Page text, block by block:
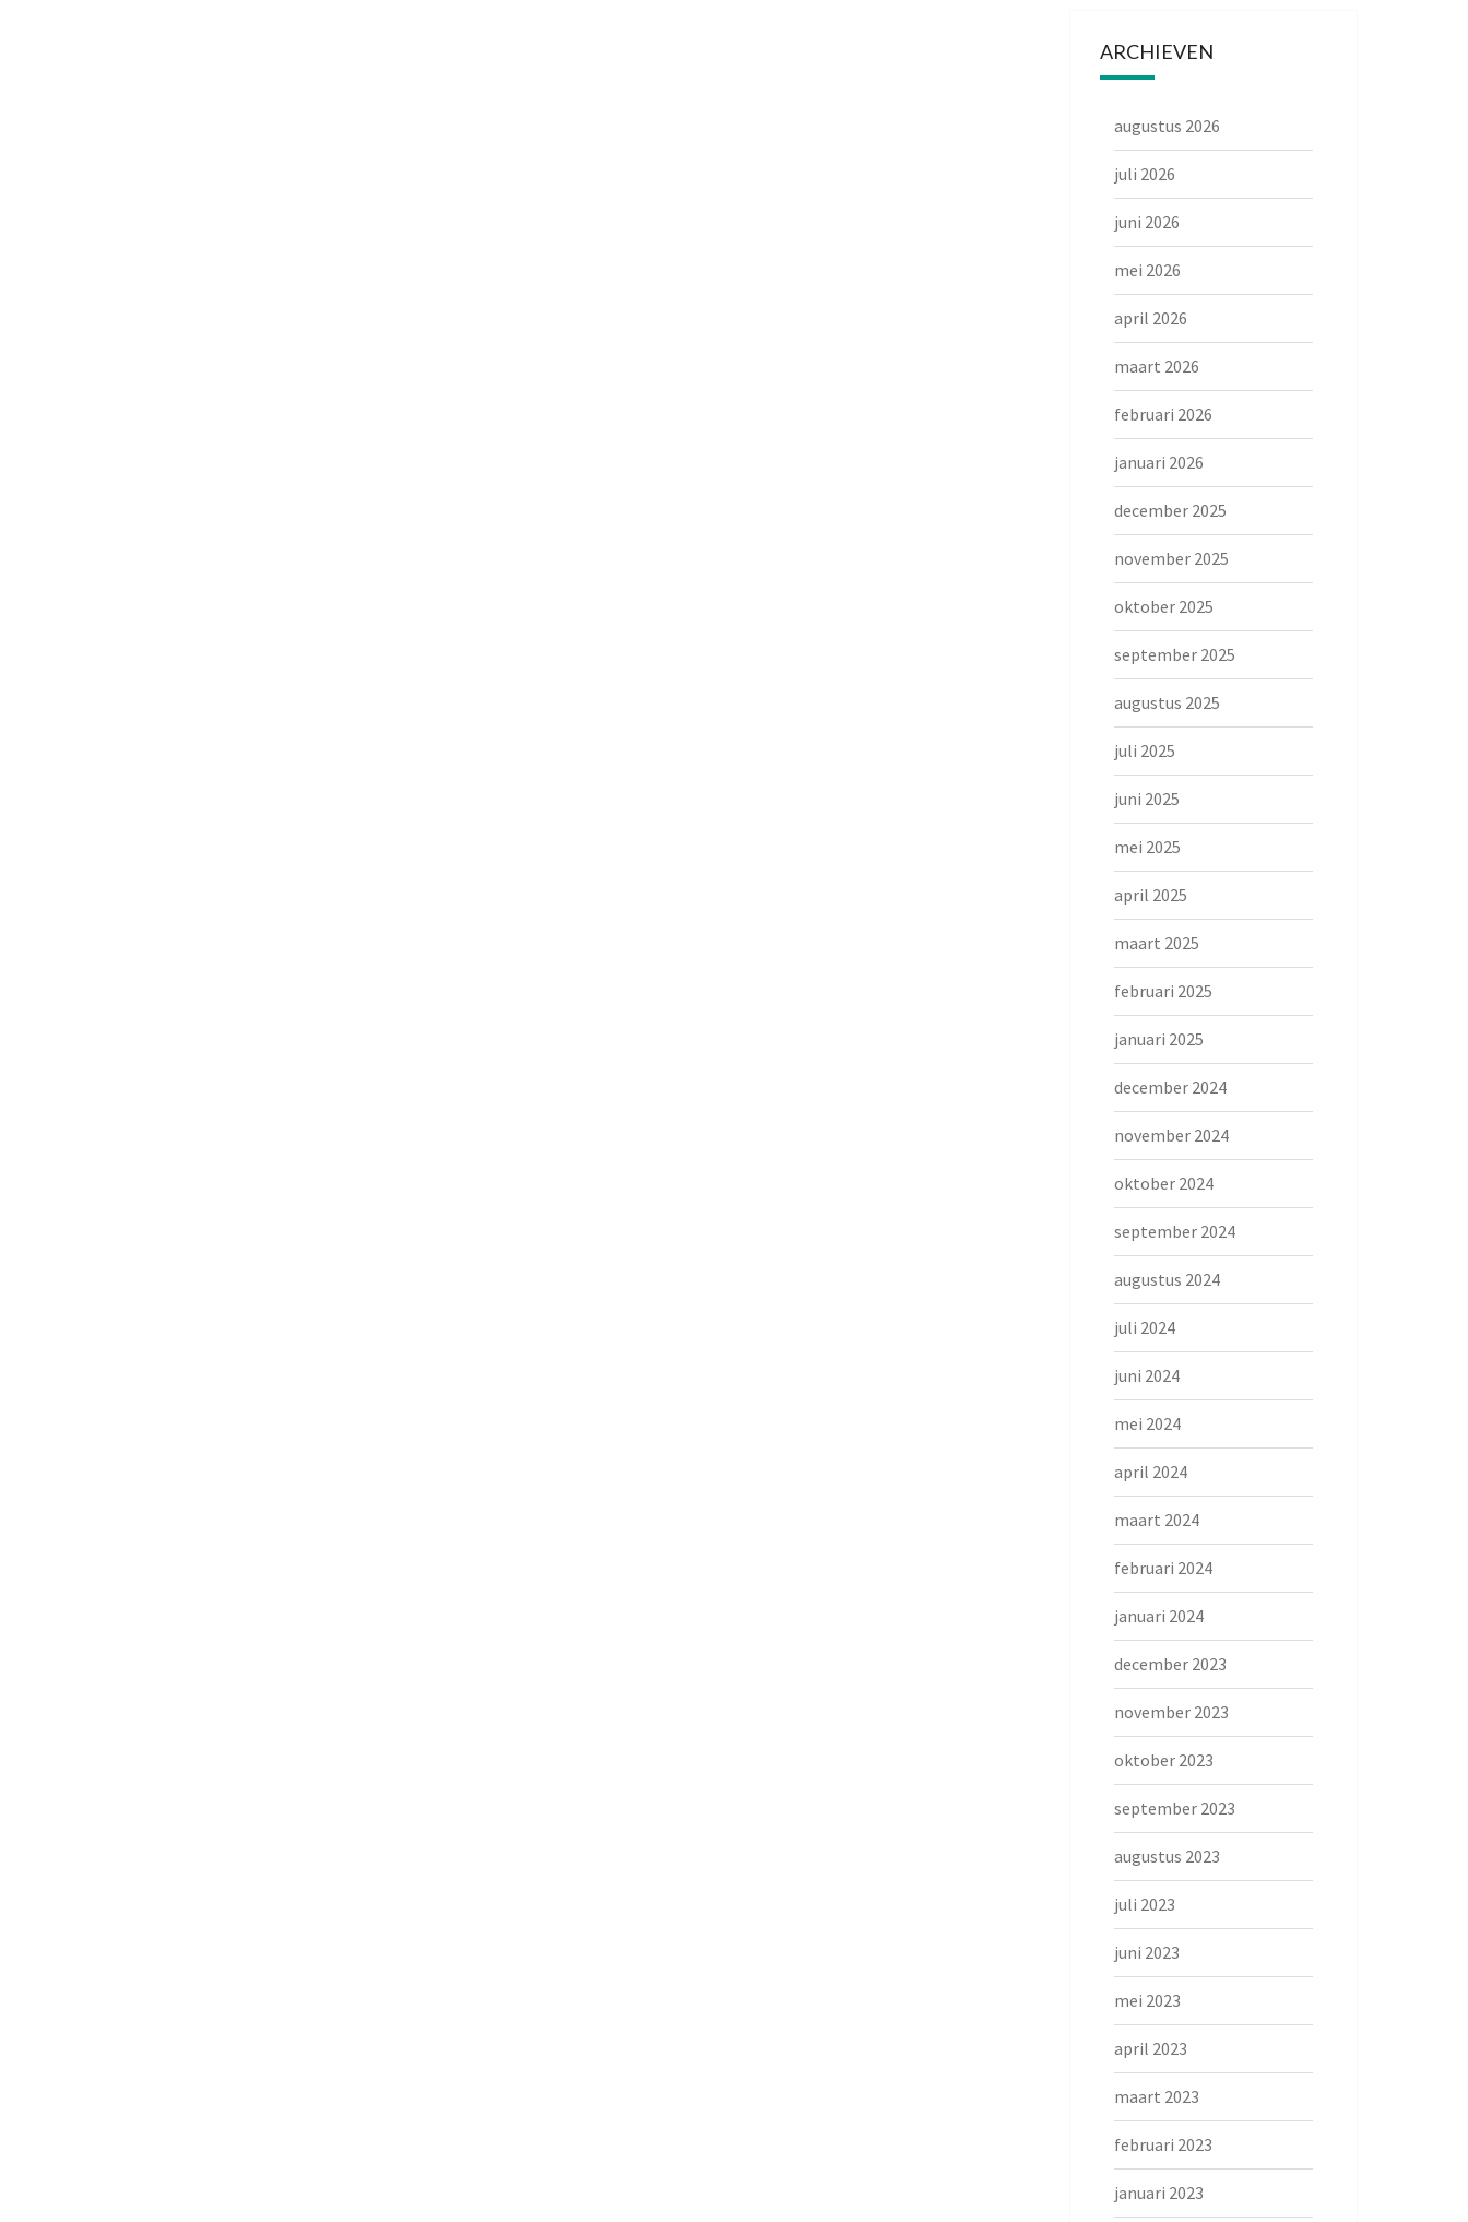
ARCHIEVEN
augustus 2026
juli 2026
juni 2026
mei 2026
april 2026
maart 2026
februari 2026
januari 2026
december 2025
november 2025
oktober 2025
september 2025
augustus 2025
juli 2025
juni 2025
mei 2025
april 2025
maart 2025
februari 2025
januari 2025
december 2024
november 2024
oktober 2024
september 2024
augustus 2024
juli 2024
juni 2024
mei 2024
april 2024
maart 2024
februari 2024
januari 2024
december 2023
november 2023
oktober 2023
september 2023
augustus 2023
juli 2023
juni 2023
mei 2023
april 2023
maart 2023
februari 2023
januari 2023